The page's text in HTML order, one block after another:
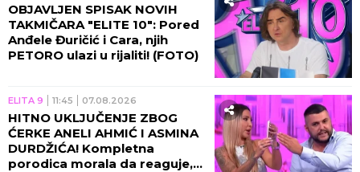
OBJAVLJEN SPISAK NOVIH
TAKMIČARA "ELITE 10": Pored
Anđele Đuričić i Cara, njih
PETORO ulazi u rijaliti! (FOTO)
ELITA 9 11:45 07.08.2026
HITNO UKLJUČENJE ZBOG
ĆERKE ANELI AHMIĆ I ASMINA
DURDŽIĆA! Kompletna
porodica morala da reaguje,